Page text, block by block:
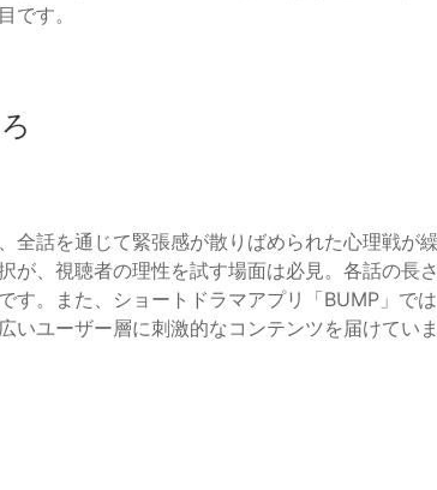
です。
全話を通じて緊張感が散りばめられた心理戦が
が、視聴者の理性を試す場面は必見。各話の長
す。また、ショートドラマアプリ「BUMP」で
いユーザー層に刺激的なコンテンツを届けていま